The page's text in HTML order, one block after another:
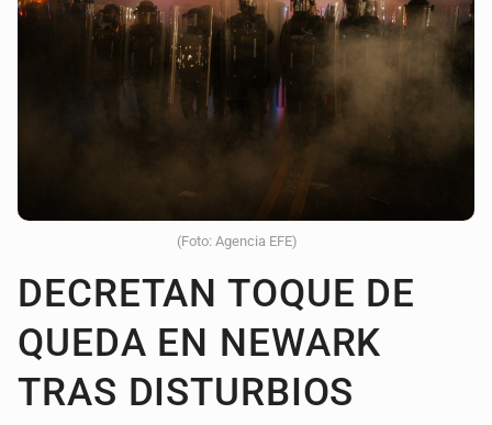
(Foto: Agencia EFE)
DECRETAN TOQUE DE
QUEDA EN NEWARK
TRAS DISTURBIOS